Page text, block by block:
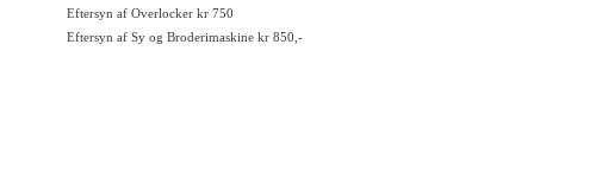
Eftersyn af Overlocker kr 750
Eftersyn af Sy og Broderimaskine kr 850,-